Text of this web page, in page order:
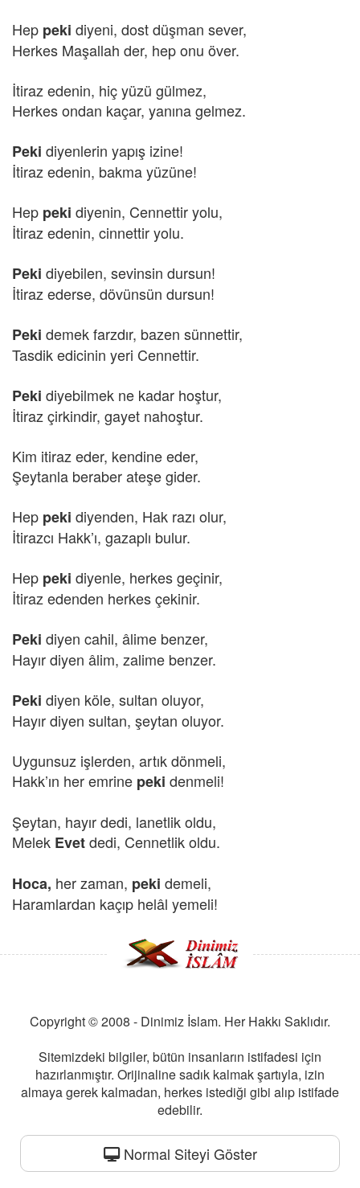
Hep peki diyeni, dost düşman sever,
Herkes Maşallah der, hep onu över.
İtiraz edenin, hiç yüzü gülmez,
Herkes ondan kaçar, yanına gelmez.
Peki diyenlerin yapış izine!
İtiraz edenin, bakma yüzüne!
Hep peki diyenin, Cennettir yolu,
İtiraz edenin, cinnettir yolu.
Peki diyebilen, sevinsin dursun!
İtiraz ederse, dövünsün dursun!
Peki demek farzdır, bazen sünnettir,
Tasdik edicinin yeri Cennettir.
Peki diyebilmek ne kadar hoştur,
İtiraz çirkindir, gayet nahoştur.
Kim itiraz eder, kendine eder,
Şeytanla beraber ateşe gider.
Hep peki diyenden, Hak razı olur,
İtirazcı Hakk’ı, gazaplı bulur.
Hep peki diyenle, herkes geçinir,
İtiraz edenden herkes çekinir.
Peki diyen cahil, âlime benzer,
Hayır diyen âlim, zalime benzer.
Peki diyen köle, sultan oluyor,
Hayır diyen sultan, şeytan oluyor.
Uygunsuz işlerden, artık dönmeli,
Hakk’ın her emrine peki denmeli!
Şeytan, hayır dedi, lanetlik oldu,
Melek Evetdedi, Cennetlik oldu.
Hoca, her zaman, peki demeli,
Haramlardan kaçıp helâl yemeli!
Copyright © 2008 - Dinimiz İslam. Her Hakkı Saklıdır.
Sitemizdeki bilgiler, bütün insanların istifadesi için
hazırlanmıştır. Orijinaline sadık kalmak şartıyla, izin
almaya gerek kalmadan, herkes istediği gibi alıp istifade
edebilir.
Normal Siteyi Göster